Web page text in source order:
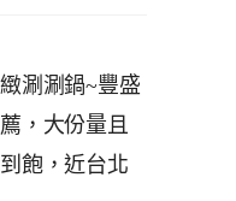
涮涮鍋~豐盛
，大份量且
飽，近台北